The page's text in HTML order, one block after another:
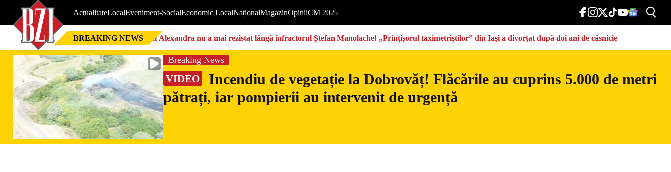
ActualitateLocalEveniment-SocialEconomic LocalNaționalMagazinOpiniiCM 2026
BREAKING NEWS Nici Alexandra nu a mai rezistat lângă infractorul Ștefan Manolache! „Prințișorul taximetriștilor” din Iași a divorţat după doi ani de căsnicie
Breaking News
VIDEO
Incendiu de vegetație la Dobrovăț! Flăcările au cuprins 5.000 de metri
pătrați, iar pompierii au intervenit de urgență